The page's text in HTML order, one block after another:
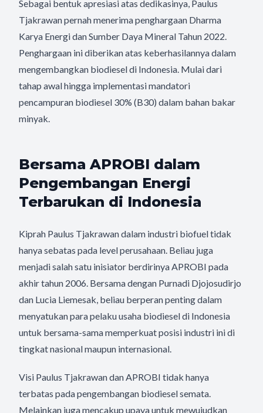
Sebagai bentuk apresiasi atas dedikasinya, Paulus
Tjakrawan pernah menerima penghargaan Dharma
Karya Energi dan Sumber Daya Mineral Tahun 2022.
Penghargaan ini diberikan atas keberhasilannya dalam
mengembangkan biodiesel di Indonesia. Mulai dari
tahap awal hingga implementasi mandatori
pencampuran biodiesel 30% (B30) dalam bahan bakar
minyak.
Bersama APROBI dalam
Pengembangan Energi
Terbarukan di Indonesia
Kiprah Paulus Tjakrawan dalam industri biofuel tidak
hanya sebatas pada level perusahaan. Beliau juga
menjadi salah satu inisiator berdirinya APROBI pada
akhir tahun 2006. Bersama dengan Purnadi Djojosudirjo
dan Lucia Liemesak, beliau berperan penting dalam
menyatukan para pelaku usaha biodiesel di Indonesia
untuk bersama-sama memperkuat posisi industri ini di
tingkat nasional maupun internasional.
Visi Paulus Tjakrawan dan APROBI tidak hanya
terbatas pada pengembangan biodiesel semata.
Melainkan juga mencakup upaya untuk mewujudkan